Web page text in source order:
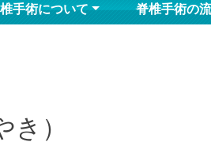
手術について 脊椎手術の
）